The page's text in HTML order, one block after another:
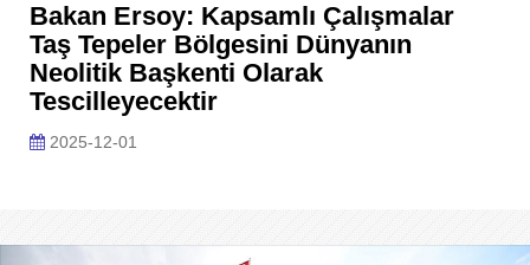
Bakan Ersoy: Kapsamlı Çalışmalar
Taş Tepeler Bölgesini Dünyanın
Neolitik Başkenti Olarak
Tescilleyecektir
2025-12-01